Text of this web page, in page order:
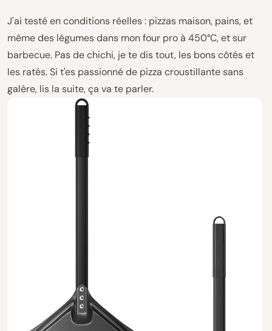
J'ai testé en conditions réelles : pizzas maison, pains, et
même des légumes dans mon four pro à 450°C, et sur
barbecue. Pas de chichi, je te dis tout, les bons côtés et
les ratés. Si t'es passionné de pizza croustillante sans
galère, lis la suite, ça va te parler.